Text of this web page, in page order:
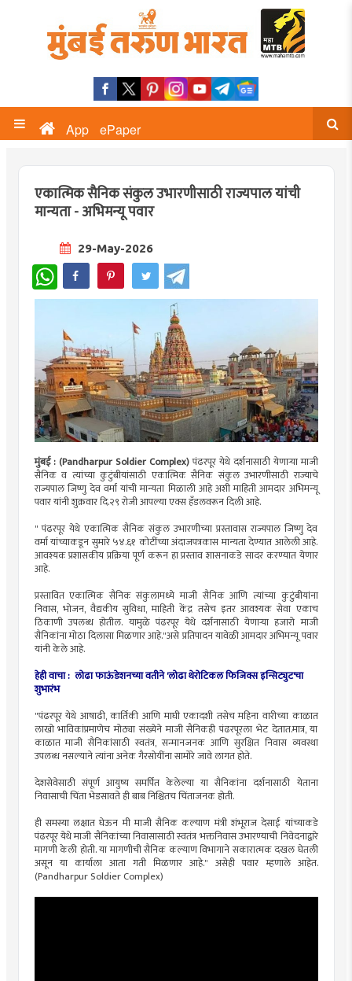
App ePaper
एकात्मिक सैनिक संकुल उभारणीसाठी राज्यपाल यांची
मान्यता - अभिमन्यू पवार
29-May-2026
WhatsApp
मुंबई : (Pandharpur Soldier Complex)पंढरपूर येथे दर्शनासाठी येणाऱ्या माजी
सैनिक व त्यांच्या कुटुंबीयांसाठी एकात्मिक सैनिक संकुल उभारणीसाठी राज्याचे
राज्यपाल जिष्णु देव वर्मा यांची मान्यता मिळाली आहे अशी माहिती आमदार अभिमन्यू
पवार यांनी शुक्रवार दि.२९ रोजी आपल्या एक्स हँडलवरून दिली आहे.
" पंढरपूर येथे एकात्मिक सैनिक संकुल उभारणीच्या प्रस्तावास राज्यपाल जिष्णु देव
वर्मा यांच्याकडून सुमारे ५४.६१ कोटींच्या अंदाजपत्रकास मान्यता देण्यात आलेली आहे.
आवश्यक प्रशासकीय प्रक्रिया पूर्ण करून हा प्रस्ताव शासनाकडे सादर करण्यात येणार
आहे.
प्रस्तावित एकात्मिक सैनिक संकुलामध्ये माजी सैनिक आणि त्यांच्या कुटुंबीयांना
निवास, भोजन, वैद्यकीय सुविधा, माहिती केंद्र तसेच इतर आवश्यक सेवा एकाच
ठिकाणी उपलब्ध होतील. यामुळे पंढरपूर येथे दर्शनासाठी येणाऱ्या हजारो माजी
सैनिकांना मोठा दिलासा मिळणार आहे."असे प्रतिपादन यावेळी आमदार अभिमन्यू पवार
यांनी केले आहे.
हेही वाचा : लोढा फाऊंडेशनच्या वतीने 'लोढा थेरोटिकल फिजिक्स इन्सिट्युट'चा
शुभारंभ
"पंढरपूर येथे आषाढी, कार्तिकी आणि माघी एकादशी तसेच महिना वारीच्या काळात
लाखो भाविकांप्रमाणेच मोठ्या संख्येने माजी सैनिकही पंढरपूरला भेट देतात.मात्र, या
काळात माजी सैनिकांसाठी स्वतंत्र, सन्मानजनक आणि सुरक्षित निवास व्यवस्था
उपलब्ध नसल्याने त्यांना अनेक गैरसोयींना सामोरे जावे लागत होते.
देशसेवेसाठी संपूर्ण आयुष्य समर्पित केलेल्या या सैनिकांना दर्शनासाठी येताना
निवासाची चिंता भेडसावते ही बाब निश्चितच चिंताजनक होती.
ही समस्या लक्षात घेऊन मी माजी सैनिक कल्याण मंत्री शंभूराज देसाई यांच्याकडे
पंढरपूर येथे माजी सैनिकांच्या निवासासाठी स्वतंत्र भक्तनिवास उभारण्याची निवेदनाद्वारे
मागणी केली होती. या मागणीची सैनिक कल्याण विभागाने सकारात्मक दखल घेतली
असून या कार्याला आता गती मिळणार आहे." असेही पवार म्हणाले आहेत.
(Pandharpur Soldier Complex)